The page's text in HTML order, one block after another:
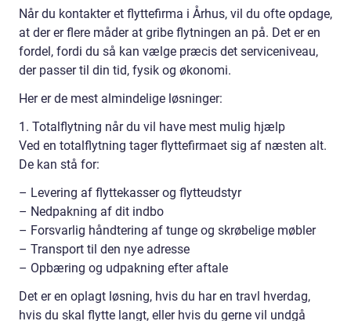
Når du kontakter et flyttefirma i Århus, vil du ofte opdage,
at der er flere måder at gribe flytningen an på. Det er en
fordel, fordi du så kan vælge præcis det serviceniveau,
der passer til din tid, fysik og økonomi.
Her er de mest almindelige løsninger:
1. Totalflytning når du vil have mest mulig hjælp
Ved en totalflytning tager flyttefirmaet sig af næsten alt.
De kan stå for:
– Levering af flyttekasser og flytteudstyr
– Nedpakning af dit indbo
– Forsvarlig håndtering af tunge og skrøbelige møbler
– Transport til den nye adresse
– Opbæring og udpakning efter aftale
Det er en oplagt løsning, hvis du har en travl hverdag,
hvis du skal flytte langt, eller hvis du gerne vil undgå